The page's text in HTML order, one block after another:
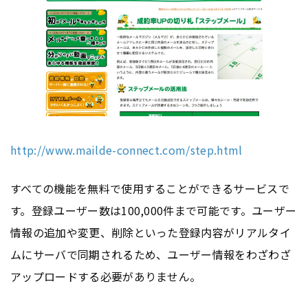
http://www.mailde-connect.com/step.html
すべての機能を無料で使用することができるサービスで
す。登録ユーザー数は100,000件まで可能です。ユーザー
情報の追加や変更、削除といった登録内容がリアルタイ
ムにサーバで同期されるため、ユーザー情報をわざわざ
アップロードする必要がありません。